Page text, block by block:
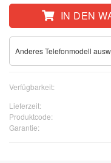
IN DEN
Anderes Telefonmodell
Verfügbarkeit:
Lieferzeit:
Produktcode:
Garantie: